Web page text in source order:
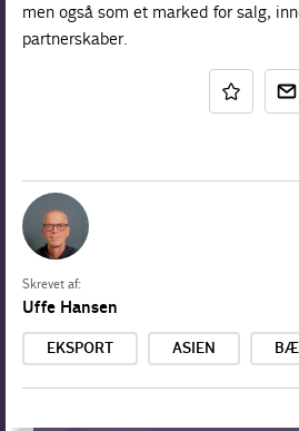
men også som et marked for salg,
partnerskaber.
Skrevet af:
Uffe Hansen
EKSPORT ASIEN